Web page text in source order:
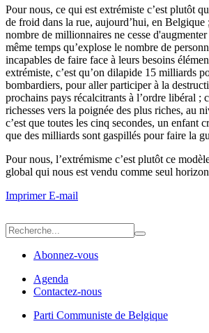
Pour nous, ce qui est extrémiste c’est plutôt
de froid dans la rue, aujourd’hui, en Belgique
nombre de millionnaires ne cesse
même temps qu’explose le nombre de
incapables de faire face à leurs besoins
extrémiste, c’est qu’on dilapide 15 milliards
bombardiers, pour aller participer à la
prochains pays récalcitrants à l’ordre libéral ;
richesses vers la poignée des plus riches, au
c’est que toutes les cinq secondes, un enfant
que des milliards sont gaspillés pour faire la
Pour nous, l’extrémisme c’est plutôt ce
global qui nous est vendu comme seul
ImprimerE-mail
Abonnez-vous
Agenda
Contactez-nous
Parti Communiste de Belgique